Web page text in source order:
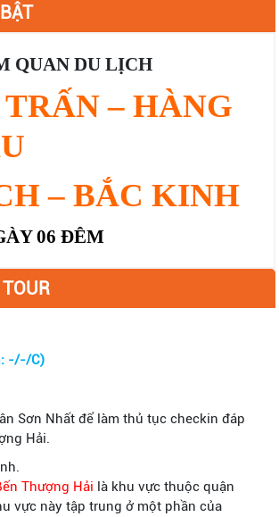
QUAN DU LỊCH
– HÀNG
– BẮC KINH
06 ĐÊM
-/-/C)
Sơn Nhất để làm thủ tục checkin đáp
Hải.
Thượng Hải là khu vực thuộc quận
vực này tập trung ở một phần của